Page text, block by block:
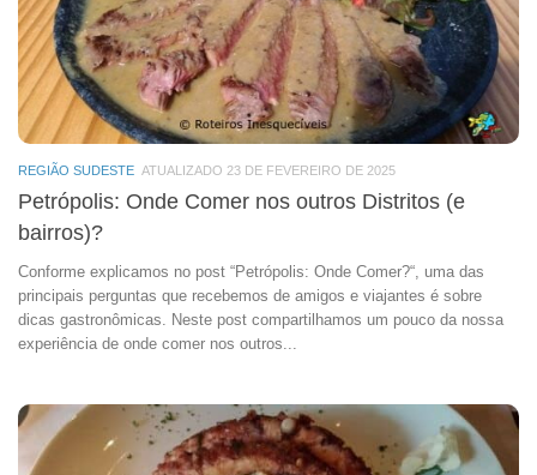
REGIÃO SUDESTE ATUALIZADO 23 DE FEVEREIRO DE 2025
Petrópolis: Onde Comer nos outros Distritos (e
bairros)?
Conforme explicamos no post “Petrópolis: Onde Comer?“, uma das
principais perguntas que recebemos de amigos e viajantes é sobre
dicas gastronômicas. Neste post compartilhamos um pouco da nossa
experiência de onde comer nos outros...